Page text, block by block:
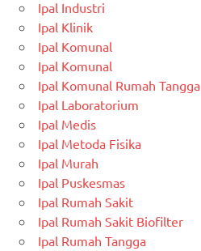
Ipal Industri
Ipal Klinik
Ipal Komunal
Ipal Komunal
Ipal Komunal Rumah Tangga
Ipal Laboratorium
Ipal Medis
Ipal Metoda Fisika
Ipal Murah
Ipal Puskesmas
Ipal Rumah Sakit
Ipal Rumah Sakit Biofilter
Ipal Rumah Tangga